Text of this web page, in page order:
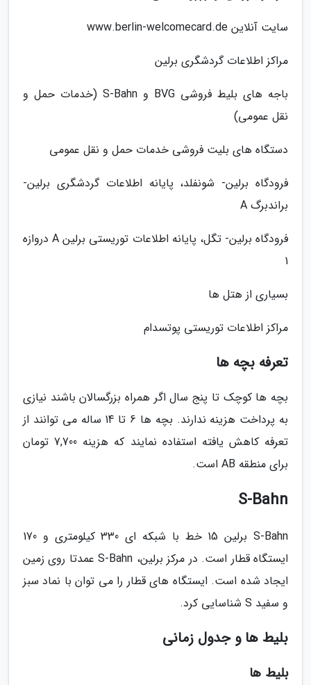
سایت آنلاین www.berlin-welcomecard.de
مراکز اطلاعات گردشگری برلین
باجه های بلیط فروشی BVG و S-Bahn (خدمات حمل و
نقل عمومی)
دستگاه های بلیت فروشی خدمات حمل و نقل عمومی
فرودگاه برلین- شونفلد، پایانه اطلاعات گردشگری برلین-
براندبرگ A
فرودگاه برلین- تگل، پایانه اطلاعات توریستی برلین A دروازه
1
بسیاری از هتل ها
مراکز اطلاعات توریستی پوتسدام
تعرفه بچه ها
بچه ها کوچک تا پنج سال اگر همراه بزرگسالان باشند نیازی
به پرداخت هزینه ندارند. بچه ها 6 تا 14 ساله می توانند از
تعرفه کاهش یافته استفاده نمایند که هزینه 7,700 تومان
برای منطقه AB است.
S-Bahn
S-Bahn برلین 15 خط با شبکه ای 330 کیلومتری و 170
ایستگاه قطار است. در مرکز برلین، S-Bahn عمدتا روی زمین
ایجاد شده است. ایستگاه های قطار را می توان با نماد سبز
و سفید S شناسایی کرد.
بلیط ها و جدول زمانی
بلیط ها